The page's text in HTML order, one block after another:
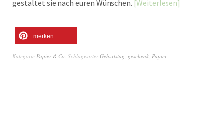
gestaltet sie nach euren Wünschen. Weiterlesen
merken
Kategorie Papier & Co. SchlagwörterGeburtstag, geschenk, Papier